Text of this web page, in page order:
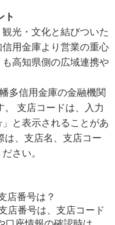
ト
光・文化と結びついた
用金庫より営業の重心
高知県側の広域連携や
多信用金庫の金融機関
。 支店コードは、入力
と表示されることがあ
は、支店名、支店コー
さい。
店番号は？
店番号は、支店コード